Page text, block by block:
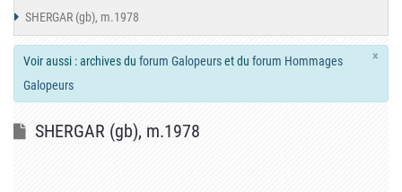
SHERGAR (gb), m.1978
×
Voir aussi : archives du forum Galopeurset du forum Hommages
Galopeurs
SHERGAR (gb), m.1978